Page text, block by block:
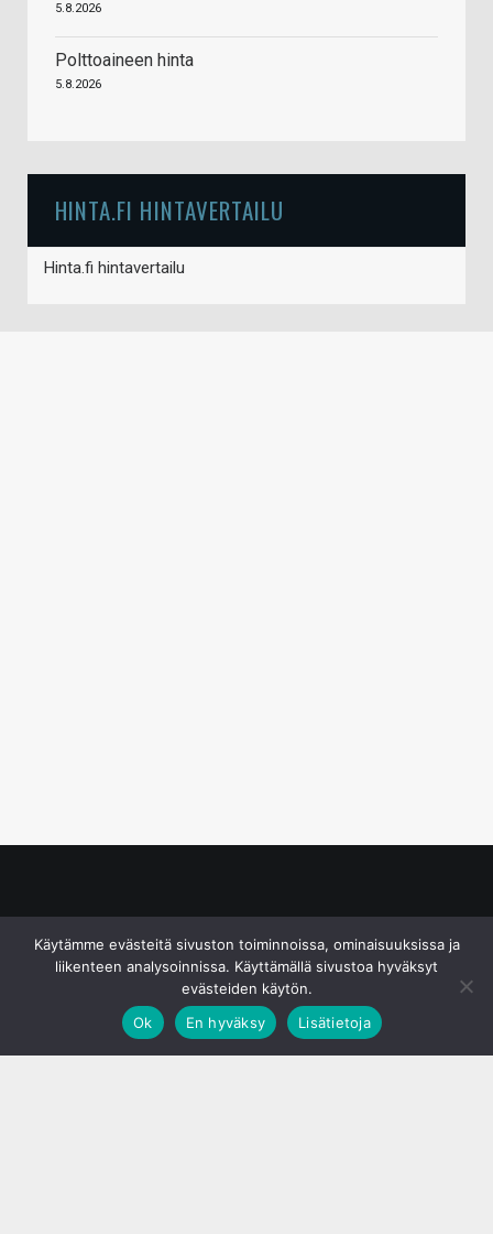
5.8.2026
Polttoaineen hinta
5.8.2026
HINTA.FI HINTAVERTAILU
Hinta.fi hintavertailu
Käytämme evästeitä sivuston toiminnoissa, ominaisuuksissa ja
liikenteen analysoinnissa. Käyttämällä sivustoa hyväksyt
evästeiden käytön.
Ok
En hyväksy Lisätietoja